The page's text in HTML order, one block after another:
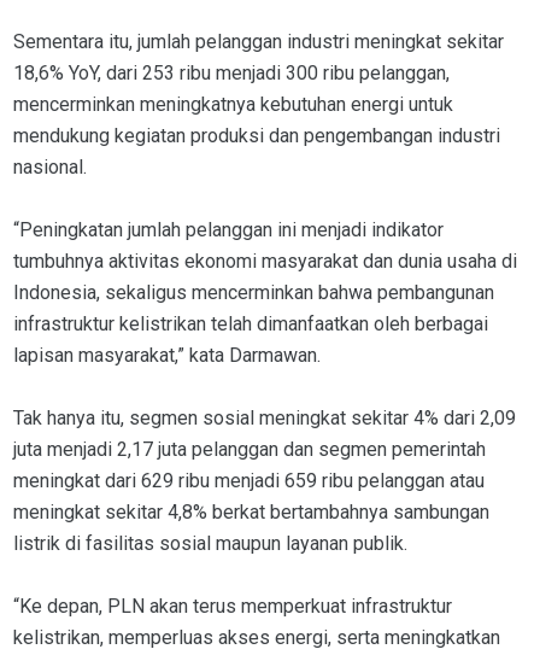
Sementara itu, jumlah pelanggan industri meningkat sekitar
18,6% YoY, dari 253 ribu menjadi 300 ribu pelanggan,
mencerminkan meningkatnya kebutuhan energi untuk
mendukung kegiatan produksi dan pengembangan industri
nasional.
“Peningkatan jumlah pelanggan ini menjadi indikator
tumbuhnya aktivitas ekonomi masyarakat dan dunia usaha di
Indonesia, sekaligus mencerminkan bahwa pembangunan
infrastruktur kelistrikan telah dimanfaatkan oleh berbagai
lapisan masyarakat,” kata Darmawan.
Tak hanya itu, segmen sosial meningkat sekitar 4% dari 2,09
juta menjadi 2,17 juta pelanggan dan segmen pemerintah
meningkat dari 629 ribu menjadi 659 ribu pelanggan atau
meningkat sekitar 4,8% berkat bertambahnya sambungan
listrik di fasilitas sosial maupun layanan publik.
“Ke depan, PLN akan terus memperkuat infrastruktur
kelistrikan, memperluas akses energi, serta meningkatkan